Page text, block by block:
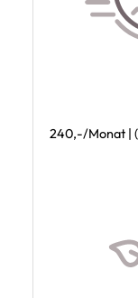
240,-/Monat |